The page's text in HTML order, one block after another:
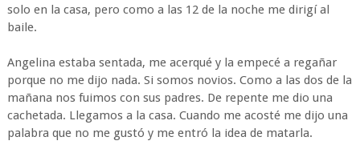
solo en la casa, pero como a las 12 de la noche me dirigí al
baile.
Angelina estaba sentada, me acerqué y la empecé a regañar
porque no me dijo nada. Si somos novios. Como a las dos de la
mañana nos fuimos con sus padres. De repente me dio una
cachetada. Llegamos a la casa. Cuando me acosté me dijo una
palabra que no me gustó y me entró la idea de matarla.